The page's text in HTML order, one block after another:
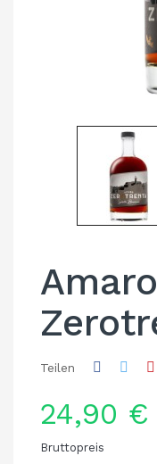
Amaro
Teilen
24,90 €
Bruttopreis